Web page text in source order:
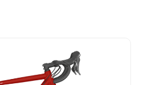
Ursprünglicher
Preis